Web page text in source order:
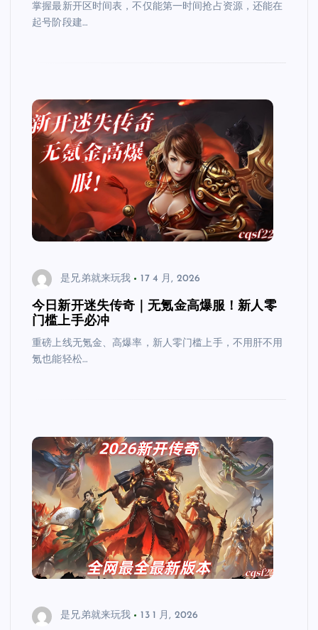
掌握最新开区时间表，不仅能第一时间抢占资源，还能在
起号阶段建…
是兄弟就来玩我 17 4 月, 2026
今日新开迷失传奇｜无氪金高爆服！新人零
门槛上手必冲
重磅上线无氪金、高爆率，新人零门槛上手，不用肝不用
氪也能轻松…
是兄弟就来玩我 13 1 月, 2026